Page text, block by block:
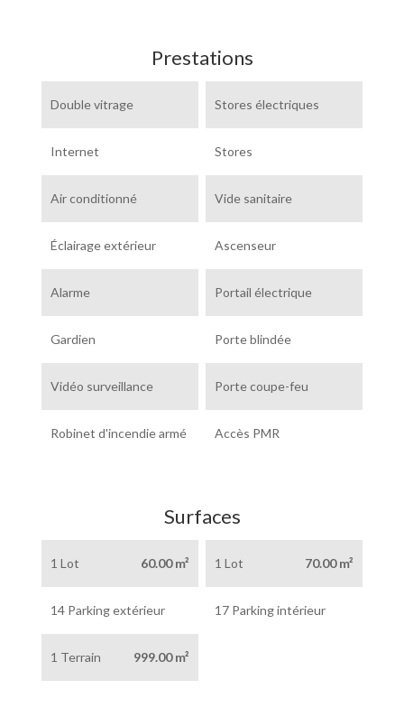
Prestations
Double vitrage Stores électriques
Internet Stores
Air conditionné Vide sanitaire
Éclairage extérieur Ascenseur
Alarme Portail électrique
Gardien Porte blindée
Vidéo surveillance Porte coupe-feu
Robinet d'incendie armé Accès PMR
Surfaces
1 Lot 60.00 m² 1 Lot 70.00 m²
14 Parking extérieur 17 Parking intérieur
1 Terrain 999.00 m²